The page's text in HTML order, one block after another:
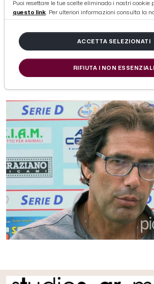
Monticelli-Sassoferrato
la voce di mister Zaini
domenica 16 settembre 2018
Puoi resettare le tue scelte eliminado i nostri cookie
questo link. Per ulteriori informazioni consulta la
ACCETTA SELEZIONATI
RIFIUTA I NON ESSENZIALI